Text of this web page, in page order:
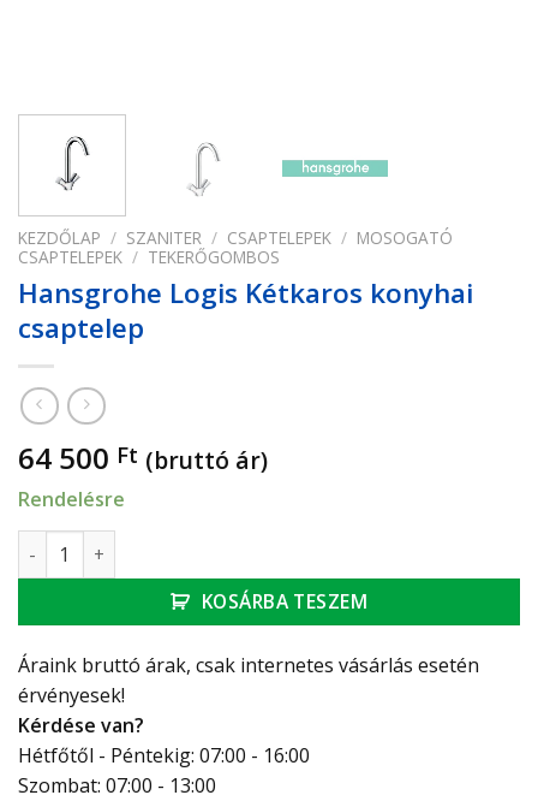
KEZDŐLAP / SZANITER / CSAPTELEPEK / MOSOGATÓ
CSAPTELEPEK / TEKERŐGOMBOS
Hansgrohe Logis Kétkaros konyhai
csaptelep
64 500 Ft (bruttó ár)
Rendelésre
Hansgrohe Logis Kétkaros konyhai csaptelep mennyiség
KOSÁRBA TESZEM
Áraink bruttó árak, csak internetes vásárlás esetén
érvényesek!
Kérdése van?
Hétfőtől - Péntekig: 07:00 - 16:00
Szombat: 07:00 - 13:00